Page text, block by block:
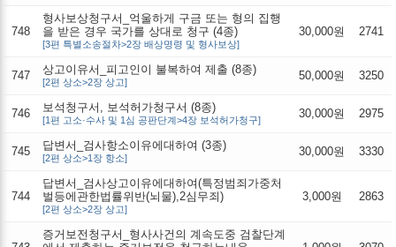
748
형사보상청구서_억울하게 구금 또는 형의 집행
을 받은 경우 국가를 상대로 청구 (4종)
[3편 특별소송절차>2장 배상명령 및 형사보상]
30,000원 2741
747 상고이유서_피고인이 불복하여 제출 (8종)
[2편 상소>2장 상고] 50,000원 3250
746 보석청구서, 보석허가청구서 (8종)
[1편 고소·수사 및 1심 공판단계>4장 보석허가청구] 30,000원 2975
745 답변서_검사항소이유에대하여 (3종)
[2편 상소>1장 항소] 30,000원 3330
744
답변서_검사상고이유에대하여(특정범죄가중처
벌등에관한법률위반(뇌물),2심무죄)
[2편 상소>2장 상고]
3,000원 2863
증거보전청구서_형사사건의 계속도중 검찰단계